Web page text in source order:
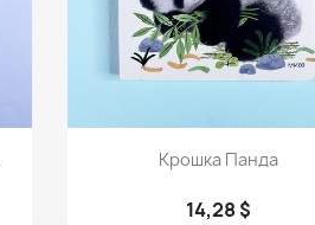
Просмотр
Крошка Панда
14,28 $